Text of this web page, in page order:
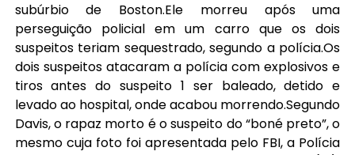
subúrbio de Boston.Ele morreu após uma
perseguição policial em um carro que os dois
suspeitos teriam sequestrado, segundo a polícia.Os
dois suspeitos atacaram a polícia com explosivos e
tiros antes do suspeito 1 ser baleado, detido e
levado ao hospital, onde acabou morrendo.Segundo
Davis, o rapaz morto é o suspeito do “boné preto”, o
mesmo cuja foto foi apresentada pelo FBI, a Polícia